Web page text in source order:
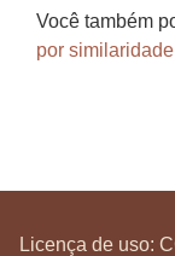
Você também
por similaridade
Licença de uso: